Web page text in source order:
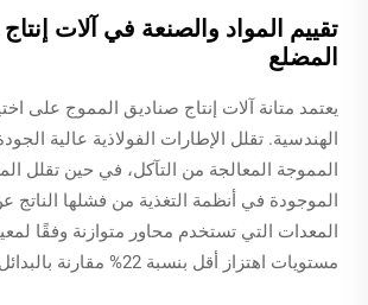
تقييم المواد والصنعة في آلات
المضلع
يعتمد متانة آلات إنتاج صناديق المموج على
الهندسية. تقلل الإطارات الفولاذية عالية
المموجة المعالجة من التآكل، في حين تقلل
الموجودة في أنظمة التغذية من فشلها الناتج
مستويات اهتزاز أقل بنسبة 22% مقارنة بالبدائل غير المعتمدة.